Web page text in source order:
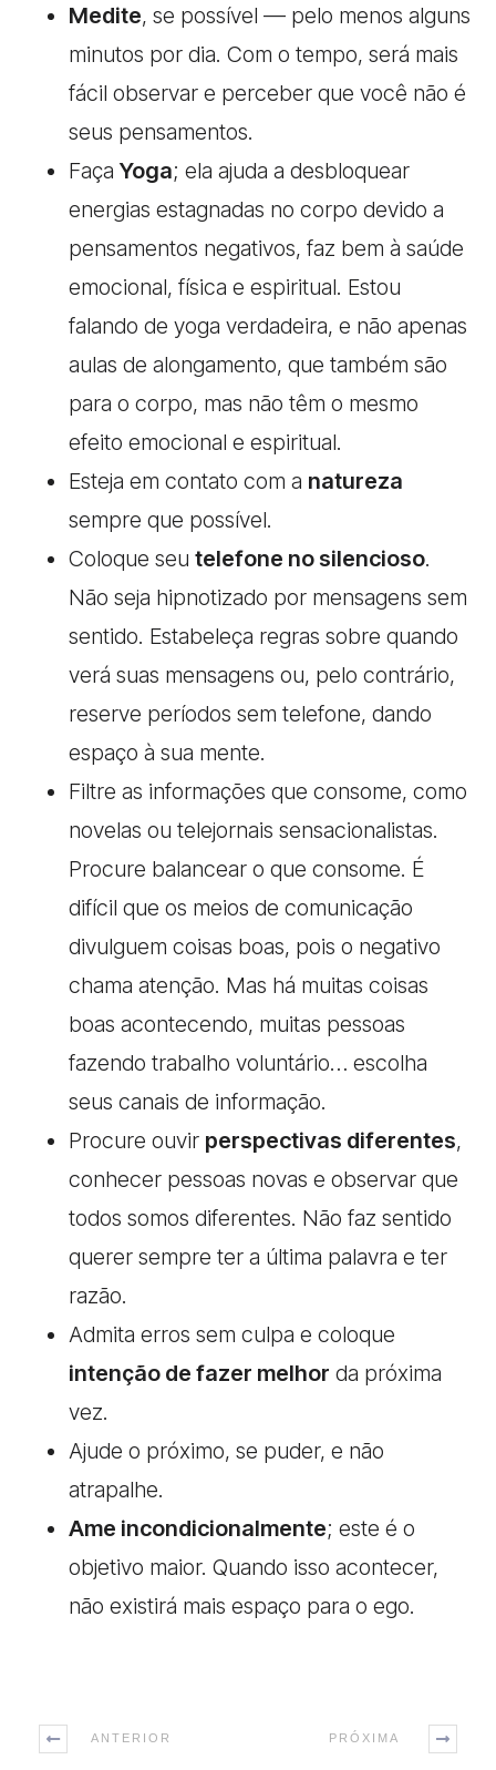
Medite, se possível — pelo menos alguns
minutos por dia. Com o tempo, será mais
fácil observar e perceber que você não é
seus pensamentos.
FaçaYoga; ela ajuda a desbloquear
energias estagnadas no corpo devido a
pensamentos negativos, faz bem à saúde
emocional, física e espiritual. Estou
falando de yoga verdadeira, e não apenas
aulas de alongamento, que também são
para o corpo, mas não têm o mesmo
efeito emocional e espiritual.
Esteja em contato com a natureza
sempre que possível.
Coloque seutelefone no silencioso.
Não seja hipnotizado por mensagens sem
sentido. Estabeleça regras sobre quando
verá suas mensagens ou, pelo contrário,
reserve períodos sem telefone, dando
espaço à sua mente.
Filtre as informações que consome, como
novelas ou telejornais sensacionalistas.
Procure balancear o que consome. É
difícil que os meios de comunicação
divulguem coisas boas, pois o negativo
chama atenção. Mas há muitas coisas
boas acontecendo, muitas pessoas
fazendo trabalho voluntário… escolha
seus canais de informação.
Procure ouvir perspectivas diferentes,
conhecer pessoas novas e observar que
todos somos diferentes. Não faz sentido
querer sempre ter a última palavra e ter
razão.
Admita erros sem culpa e coloque
intenção de fazer melhor da próxima
vez.
Ajude o próximo, se puder, e não
atrapalhe.
Ame incondicionalmente; este é o
objetivo maior. Quando isso acontecer,
não existirá mais espaço para o ego.
ANTERIOR PRÓXIMA